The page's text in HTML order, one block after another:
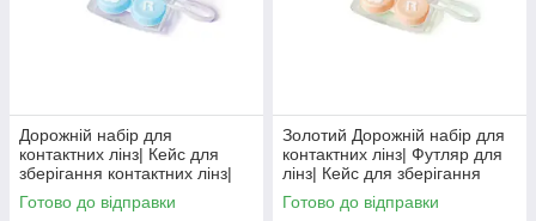
Дорожній набір для
контактних лінз| Кейс для
зберігання контактних лінз|
Футляр для лінз
Готово до відправки
Золотий Дорожній набір для
контактних лінз| Футляр для
лінз| Кейс для зберігання
контактних лінз
Готово до відправки